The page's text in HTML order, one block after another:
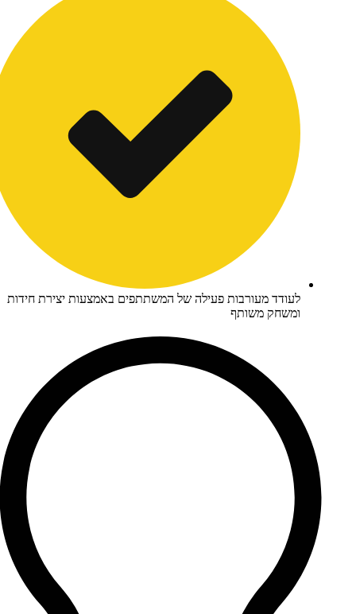
מעורבות פעילה של המשתתפים באמצעות יצירת חידות
משותף